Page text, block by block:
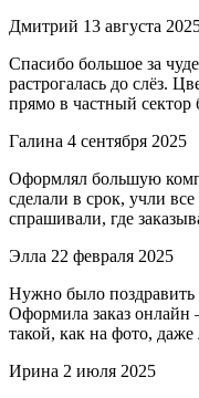
Дмитрий 13 августа
Спасибо большое за
растрогалась до слёз.
прямо в частный сектор
Галина 4 сентября 2025
Оформлял большую
сделали в срок, учли
спрашивали, где
Элла 22 февраля 2025
Нужно было поздравить
Оформила заказ онлайн
такой, как на фото,
Ирина 2 июля 2025